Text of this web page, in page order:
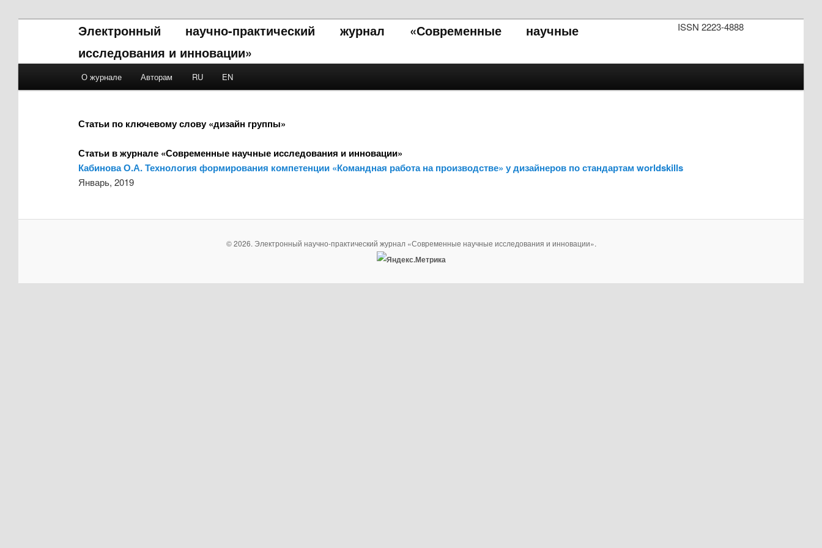
ISSN 2223-4888
Электронный научно-практический журнал «Современные научные
исследования и инновации»
Skip to primary content
Skip to secondary content
О журнале Авторам RU EN
Статьи по ключевому слову «дизайн группы»
Статьи в журнале «Современные научные исследования и инновации»
Кабинова О.А. Технология формирования компетенции «Командная работа на производстве» у дизайнеров по стандартам worldskills
Январь, 2019
© 2026. Электронный научно-практический журнал «Современные научные исследования и инновации».